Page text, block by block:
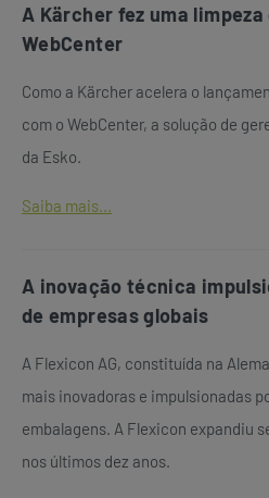
A Kärcher fez uma
WebCenter
Como a Kärcher acelera o
com o WebCenter, a solução de
da Esko.
Saiba mais...
A inovação técnica
de empresas globais
A Flexicon AG, constituída na
mais inovadoras e impulsionadas
embalagens. A Flexicon expandiu
nos últimos dez anos.